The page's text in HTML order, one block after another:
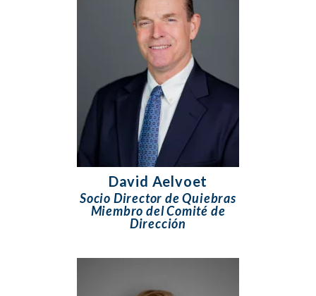
David Aelvoet
Socio Director de Quiebras
Miembro del Comité de
Dirección